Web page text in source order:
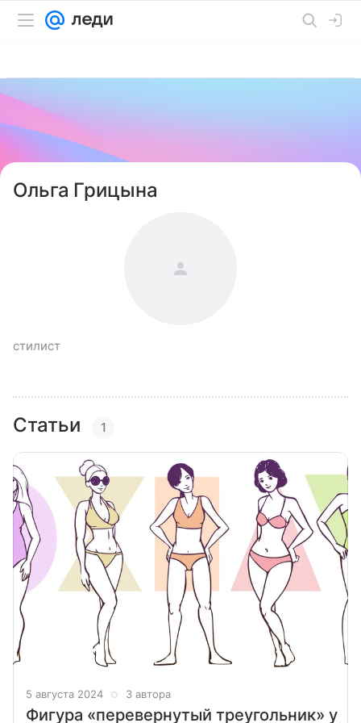
Ольга Грицына
стилист
Статьи 1
5 августа 2024 3 автора
Фигура «перевернутый треугольник» у